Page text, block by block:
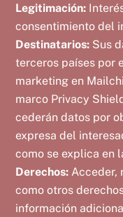
Legitimación:
consentimiento del
Destinatarios: Sus
terceros países por
marketing en
marco Privacy
cederán datos por
expresa del
como se explica en
Derechos: Acceder,
como otros
información